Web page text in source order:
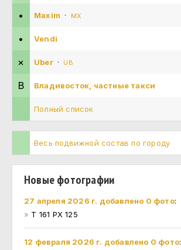
• Maxim · MX
• Vendi
× Uber· UB
В Владивосток, частные такси
Полный список
Весь подвижной состав по городу
Новые фотографии
27 апреля 2026 г. добавлено 0 фото:
» Т 161 РХ 125
12 февраля 2026 г. добавлено 0 фото: